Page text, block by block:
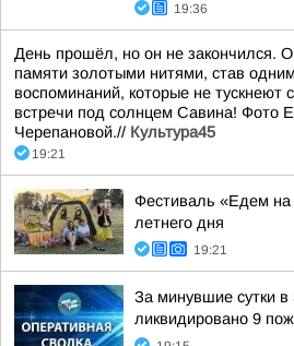
19:36
День прошёл, но он не закончился.
памяти золотыми нитями, став
воспоминаний, которые не тускнеют
встречи под солнцем Савина! Фото
Черепановой.// Культура45
19:21
Фестиваль «Едем на
летнего дня
19:21
За минувшие сутки в
ликвидировано 9